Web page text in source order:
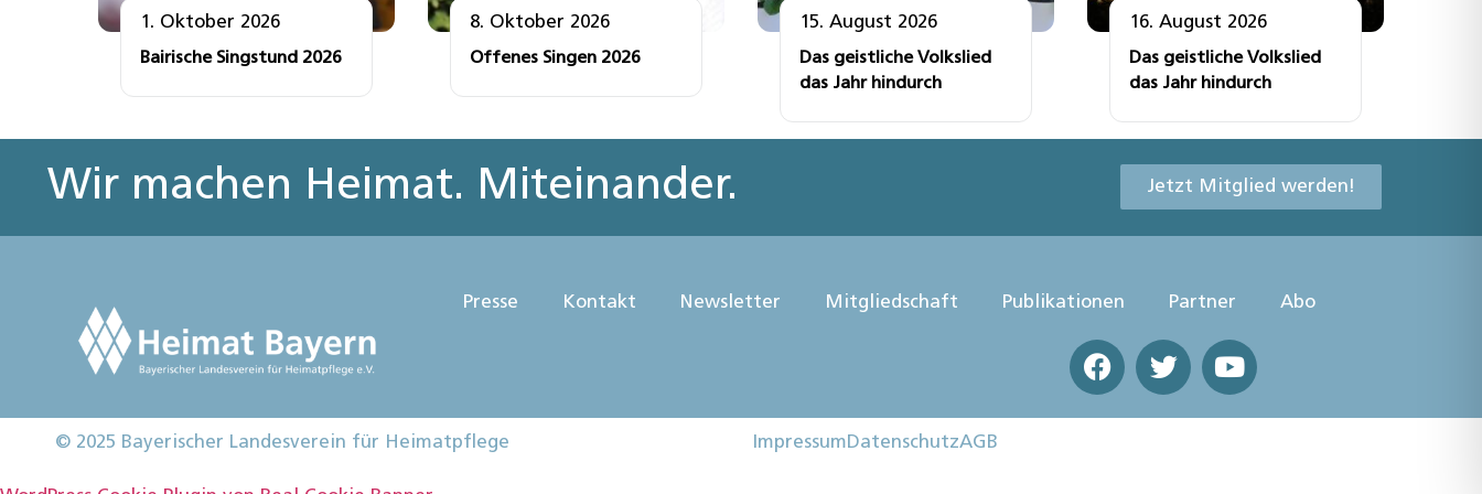
1. Oktober 2026
Bairische Singstund 2026
8. Oktober 2026
Offenes Singen 2026
15. August 2026
Das geistliche Volkslied
das Jahr hindurch
16. August 2026
Das geistliche Volkslied
das Jahr hindurch
Wir machen Heimat. Miteinander. Jetzt Mitglied werden!
Presse Kontakt Newsletter Mitgliedschaft Publikationen Partner Abo
© 2025 Bayerischer Landesverein für Heimatpflege ImpressumDatenschutzAGB